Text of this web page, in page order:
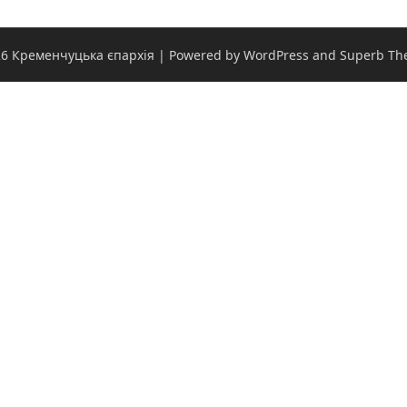
Кременчуцька єпархія | Powered by WordPress and Superb